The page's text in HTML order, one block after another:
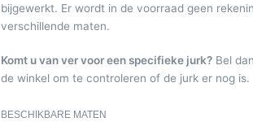
bijgewerkt. Er wordt in de voorraad geen
verschillende maten.
Komt u van ver voor een specifieke jurk? Bel
de winkel om te controleren of de jurk er nog is.
BESCHIKBARE MATEN